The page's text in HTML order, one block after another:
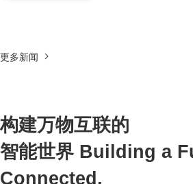
更多新闻
构建万物互联的
智能世界 Building a
Connected,